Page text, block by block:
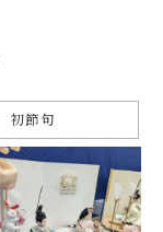
初節句